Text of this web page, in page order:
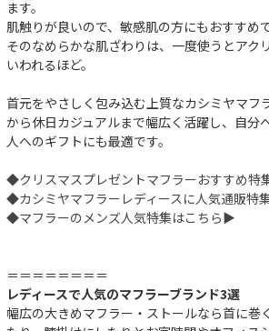
ます。
肌触りが良いので、敏感肌の方にもおすすめで
そのなめらかな肌ざわりは、一度使うとアク
いわれるほど。
首元をやさしく包み込む上質なカシミヤマフ
から休日カジュアルまで幅広く活躍し、自分
人へのギフトにも最適です。
◆クリスマスプレゼントマフラーおすすめ特
◆カシミヤマフラーレディースに人気通販特
◆マフラーのメンズ人気特集はこちら▶︎
＝＝＝＝＝＝＝＝
レディースで人気のマフラーブランド3選
幅広の大きめマフラー・ストールなら首に巻